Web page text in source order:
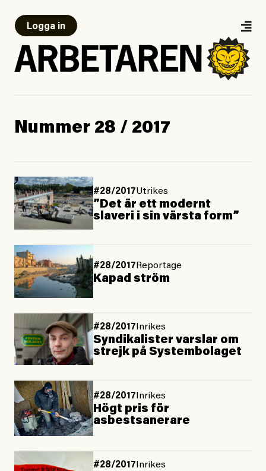
Logga in
Nummer 28 / 2017
#28/2017Utrikes
”Det är ett modernt
slaveri i sin värsta form”
#28/2017 Reportage
Kapad ström
#28/2017Inrikes
Syndikalister varslar om
strejk på Systembolaget
#28/2017 Inrikes
Högt pris för
asbestsanerare
#28/2017Inrikes